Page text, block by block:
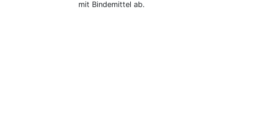
mit Bindemittel ab.